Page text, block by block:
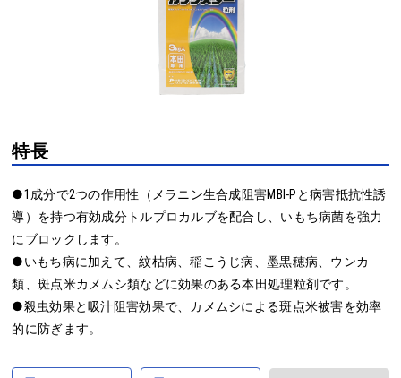
特長
●1成分で2つの作用性（メラニン生合成阻害MBI-Pと病害抵抗性誘
導）を持つ有効成分トルプロカルブを配合し、いもち病菌を強力
にブロックします。
●いもち病に加えて、紋枯病、稲こうじ病、墨黒穂病、ウンカ
類、斑点米カメムシ類などに効果のある本田処理粒剤です。
●殺虫効果と吸汁阻害効果で、カメムシによる斑点米被害を効率
的に防ぎます。